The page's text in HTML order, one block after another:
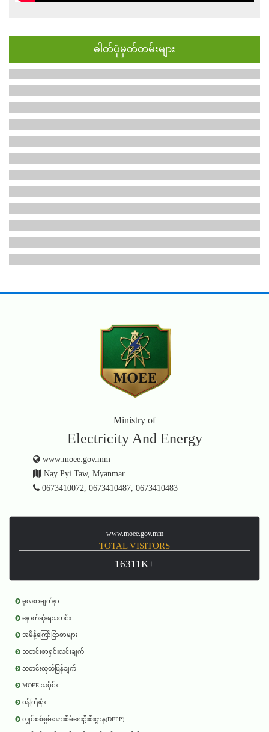
ဓါတ်ပုံမှတ်တမ်းများ
Ministry of
Electricity And Energy
www.moee.gov.mm
Nay Pyi Taw, Myanmar.
0673410072, 0673410487, 0673410483
www.moee.gov.mm
TOTAL VISITORS
16311K+
မူလစာမျက်နှာ
နောက်ဆုံးရသတင်း
အမိန့်ကြော်ငြာစာများ
သတင်းစာရှင်းလင်းချက်
သတင်းထုတ်ပြန်ချက်
MOEE သမိုင်း
ဝန်ကြီးရုံး
လျှပ်စစ်စွမ်းအားစီမံရေးဦးစီးဌာန(DEPP)